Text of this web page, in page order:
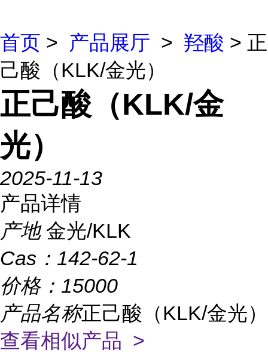
首页 > 产品展厅 > 羟酸 > 正
己酸（KLK/金光）
正己酸（KLK/金
光）
2025-11-13
产品详情
产地 金光/KLK
Cas： 142-62-1
价格： 15000
产品名称正己酸（KLK/金光）
查看相似产品 >